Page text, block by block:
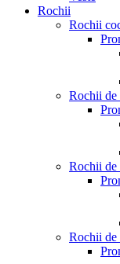
Rochii
Rochii
Rochii de
Rochii de
Rochii de